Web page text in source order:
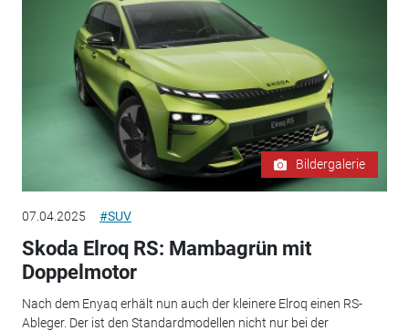
Bildergalerie
07.04.2025 #SUV
Skoda Elroq RS: Mambagrün mit
Doppelmotor
Nach dem Enyaq erhält nun auch der kleinere Elroq einen RS-
Ableger. Der ist den Standardmodellen nicht nur bei der